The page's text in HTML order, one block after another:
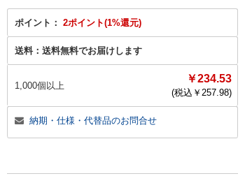
ポイント： 2ポイント(1%還元)
送料： 送料無料でお届けします
1,000個以上
￥234.53
(税込￥ 257.98)
納期・仕様・代替品のお問合せ